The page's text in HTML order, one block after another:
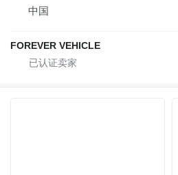
中国
FOREVER VEHICLE